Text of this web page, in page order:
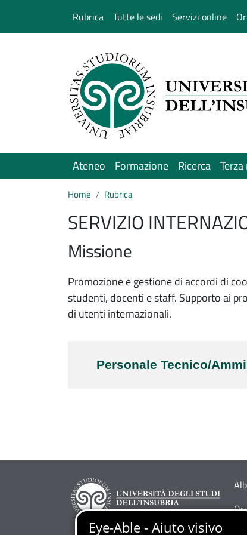
Rubrica Tutte le sedi Servizi online
Ateneo Formazione Ricerca
Home Rubrica
SERVIZIO
Missione
Promozione e gestione di accordi di
studenti, docenti e staff. Supporto ai
di utenti internazionali.
Personale Tecnico/